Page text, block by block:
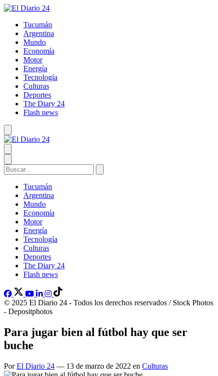
Tucumán
Argentina
Mundo
Economía
Motor
Energía
Tecnología
Culturas
Deportes
The Diary 24
Flash news
Tucumán
Argentina
Mundo
Economía
Motor
Energía
Tecnología
Culturas
Deportes
The Diary 24
Flash news
© 2025 El Diario 24 - Todos los derechos reservados / Stock Photos
- Depositphotos
Para jugar bien al fútbol hay que ser
buche
PorEl Diario 24 — 13 de marzo de 2022 en Culturas